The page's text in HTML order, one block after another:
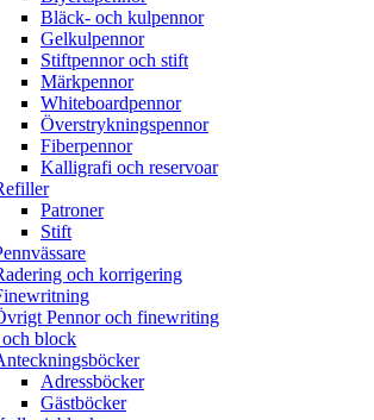
Bläck- och kulpennor
Gelkulpennor
Stiftpennor och stift
Märkpennor
Whiteboardpennor
Överstrykningspennor
Fiberpennor
Kalligrafi och reservoar
Patroner
Stift
och korrigering
Pennor och finewriting
och block
Adressböcker
Gästböcker